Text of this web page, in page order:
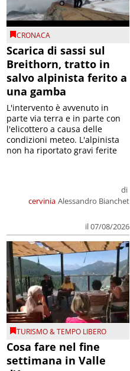
CRONACA
Scarica di sassi sul
Breithorn, tratto in
salvo alpinista ferito a
una gamba
cervinia
di
Alessandro Bianchet
il 07/08/2026
L'intervento è avvenuto in
parte via terra e in parte con
l'elicottero a causa delle
condizioni meteo. L'alpinista
non ha riportato gravi ferite
TURISMO & TEMPO LIBERO
Cosa fare nel fine
settimana in Valle